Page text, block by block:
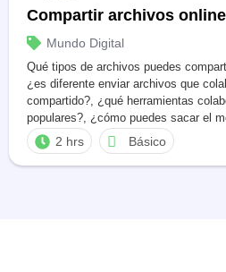
Compartir archivos online
Mundo Digital
Qué tipos de archivos puedes
¿es diferente enviar archivos que
compartido?, ¿qué herramientas
populares?, ¿cómo puedes sacar el
Aprende a compartir todo tipo de
colaborativa a través de la tecnología
2 hrs Básico